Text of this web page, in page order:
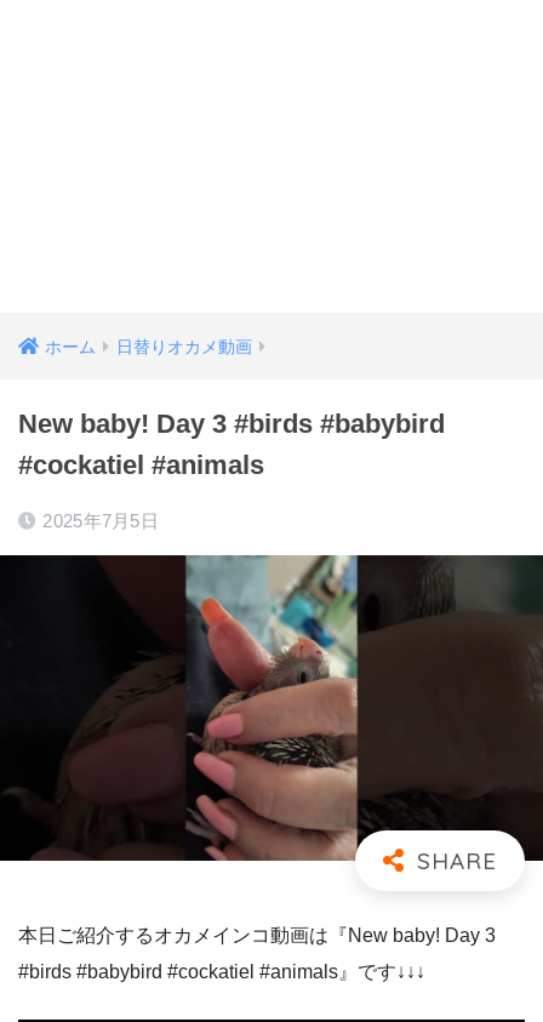
ホーム 日替りオカメ動画
New baby! Day 3 #birds #babybird
#cockatiel #animals
2025年7月5日
本日ご紹介するオカメインコ動画は『New baby! Day 3
#birds #babybird #cockatiel #animals』です↓↓↓